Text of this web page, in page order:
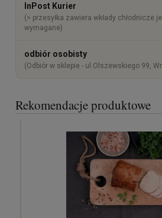
InPost Kurier
(> przesyłka zawiera wkłady chłodnicze
wymagane)
odbiór osobisty
(Odbiór w sklepie - ul.Olszewskiego 99,
Rekomendacje produktowe